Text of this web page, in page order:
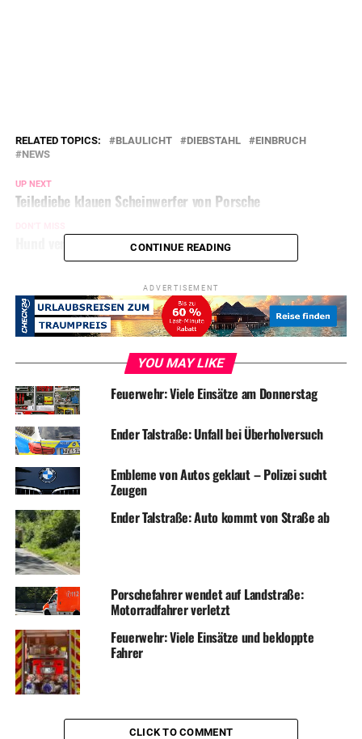
RELATED TOPICS: BLAULICHT DIEBSTAHL
EINBRUCH
NEWS
UP NEXT
Teilediebe klauen Scheinwerfer von Porsche
Hund vertreibt EinbrecherCONTINUE READING
ADVERTISEMENT
YOU MAY LIKE
Feuerwehr: Viele Einsätze am Donnerstag
Ender Talstraße: Unfall bei Überholversuch
Embleme von Autos geklaut – Polizei sucht
Zeugen
Ender Talstraße: Auto kommt von Straße ab
Porschefahrer wendet auf Landstraße:
Motorradfahrer verletzt
Feuerwehr: Viele Einsätze und bekloppte
Fahrer
CLICK TO COMMENT